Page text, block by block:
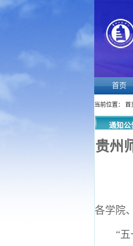
首页
当前位置： 首
通知公
贵州
各学院
“